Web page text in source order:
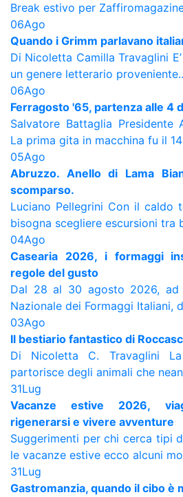
Break estivo per
06Ago
Quando i Grimm parlavano
Di Nicoletta Camilla Travaglini
un genere letterario
06Ago
Ferragosto '65, partenza alle 4
Salvatore Battaglia Presidente
La prima gita in macchina fu il
05Ago
Abruzzo. Anello di Lama
scomparso.
Luciano Pellegrini Con il caldo
bisogna scegliere escursioni tra
04Ago
Casearia 2026, i formaggi
regole del gusto
Dal 28 al 30 agosto 2026, ad
Nazionale dei Formaggi Italiani,
03Ago
Il bestiario fantastico di
Di Nicoletta C. Travaglini
partorisce degli animali che
31Lug
Vacanze estive 2026,
rigenerarsi e vivere avventure
Suggerimenti per chi cerca tipi
le vacanze estive ecco alcuni
31Lug
Gastromanzia, quando il cibo è